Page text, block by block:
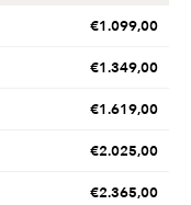
€1.099,00
€1.349,00
€1.619,00
€2.025,00
€2.365,00